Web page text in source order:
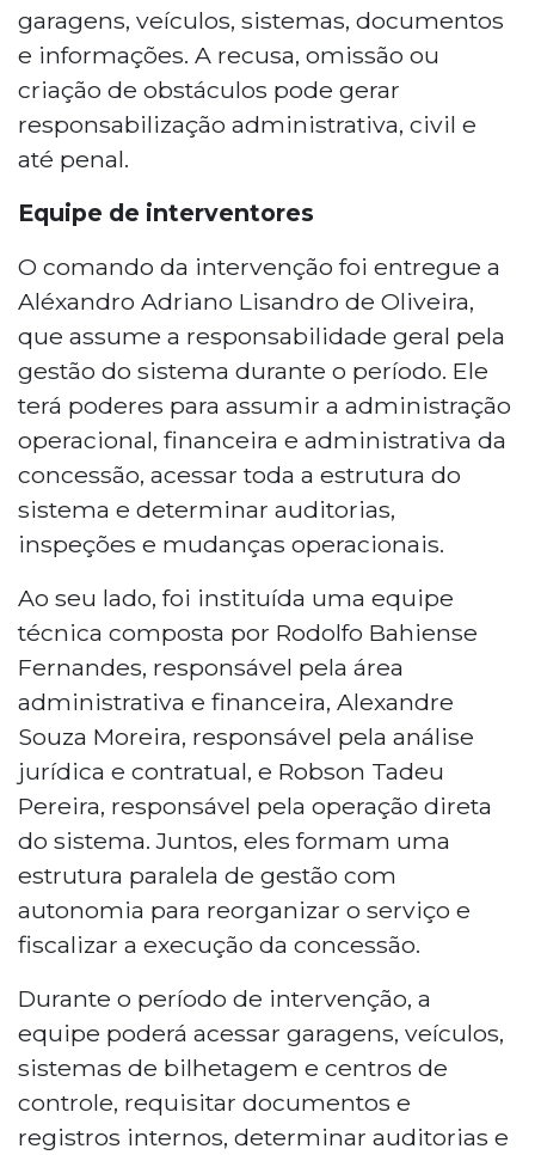
garagens, veículos, sistemas, documentos
e informações. A recusa, omissão ou
criação de obstáculos pode gerar
responsabilização administrativa, civil e
até penal.
Equipe de interventores
O comando da intervenção foi entregue a
Aléxandro Adriano Lisandro de Oliveira,
que assume a responsabilidade geral pela
gestão do sistema durante o período. Ele
terá poderes para assumir a administração
operacional, financeira e administrativa da
concessão, acessar toda a estrutura do
sistema e determinar auditorias,
inspeções e mudanças operacionais.
Ao seu lado, foi instituída uma equipe
técnica composta por Rodolfo Bahiense
Fernandes, responsável pela área
administrativa e financeira, Alexandre
Souza Moreira, responsável pela análise
jurídica e contratual, e Robson Tadeu
Pereira, responsável pela operação direta
do sistema. Juntos, eles formam uma
estrutura paralela de gestão com
autonomia para reorganizar o serviço e
fiscalizar a execução da concessão.
Durante o período de intervenção, a
equipe poderá acessar garagens, veículos,
sistemas de bilhetagem e centros de
controle, requisitar documentos e
registros internos, determinar auditorias e